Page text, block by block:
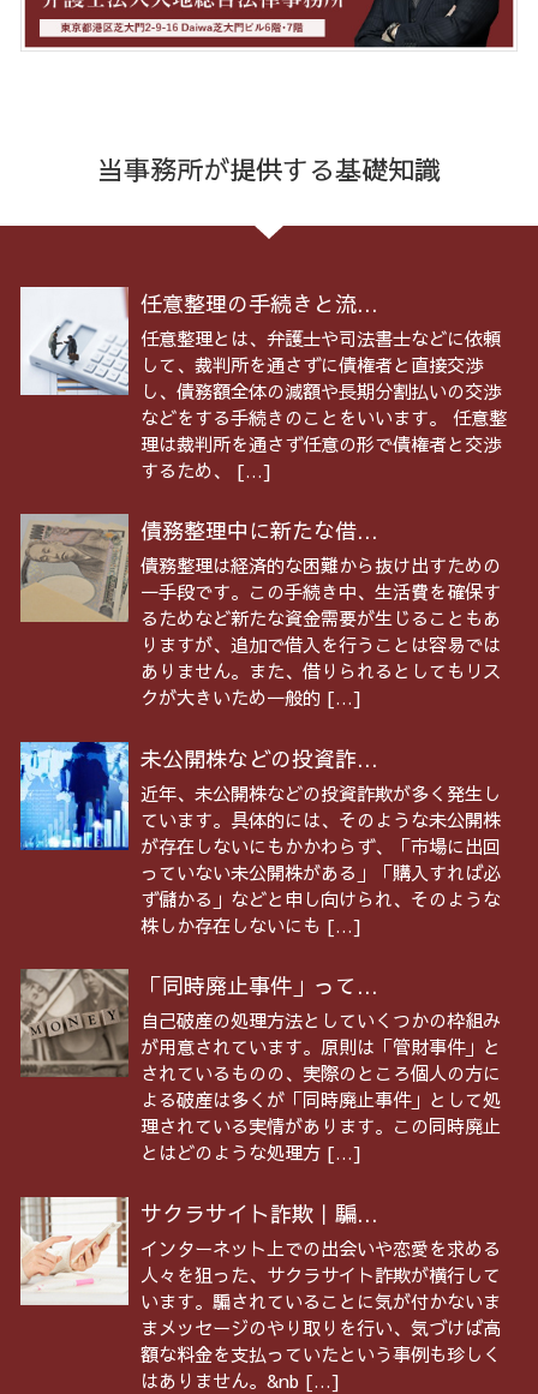
当事務所が提供する基礎知識
任意整理の手続きと流...
任意整理とは、弁護士や司法書士などに依頼
して、裁判所を通さずに債権者と直接交渉
し、債務額全体の減額や長期分割払いの交渉
などをする手続きのことをいいます。 任意整
理は裁判所を通さず任意の形で債権者と交渉
するため、 […]
債務整理中に新たな借...
債務整理は経済的な困難から抜け出すための
一手段です。この手続き中、生活費を確保す
るためなど新たな資金需要が生じることもあ
りますが、追加で借入を行うことは容易では
ありません。また、借りられるとしてもリス
クが大きいため一般的 […]
未公開株などの投資詐...
近年、未公開株などの投資詐欺が多く発生し
ています。具体的には、そのような未公開株
が存在しないにもかかわらず、「市場に出回
っていない未公開株がある」「購入すれば必
ず儲かる」などと申し向けられ、そのような
株しか存在しないにも […]
「同時廃止事件」って...
自己破産の処理方法としていくつかの枠組み
が用意されています。原則は「管財事件」と
されているものの、実際のところ個人の方に
よる破産は多くが「同時廃止事件」として処
理されている実情があります。この同時廃止
とはどのような処理方 […]
サクラサイト詐欺｜騙...
インターネット上での出会いや恋愛を求める
人々を狙った、サクラサイト詐欺が横行して
います。騙されていることに気が付かないま
まメッセージのやり取りを行い、気づけば高
額な料金を支払っていたという事例も珍しく
はありません。&nb […]